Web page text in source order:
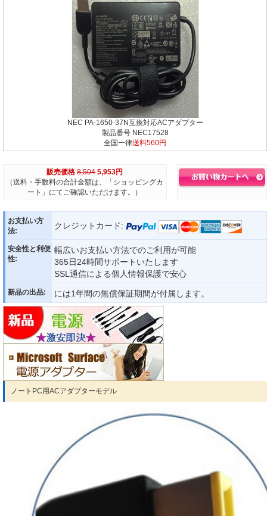
NEC PA-1650-37N互換対応ACアダプター
製品番号 NEC17528
全国一律送料560円
販売価格 8,504 5,953円
（送料・手数料の合計金額は、「ショッピングカ
ート」にてご確認いただけます。）
お支払い方
法:
クレジットカード:
安全性と利便
性:
幅広いお支払い方法でのご利用が可能
365日24時間サポートいたします
SSL通信による個人情報保護で安心
新品の出品: には1年間の無償保証期間が付属します。
ノートPC用ACアダプターモデル